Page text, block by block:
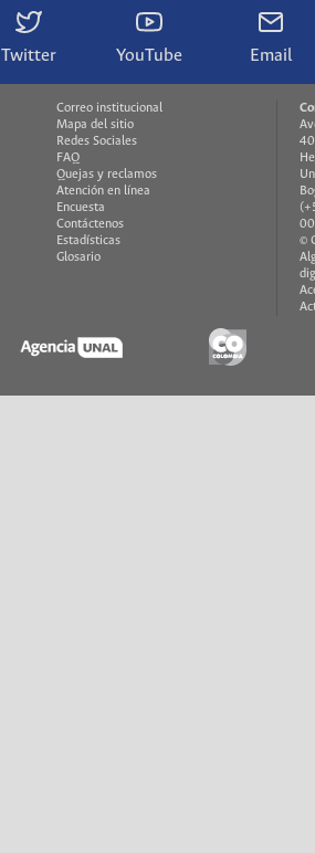
Twitter YouTube Email
Correo institucional
Mapa del sitio
Redes Sociales
FAQ
Quejas y reclamos
Atención en línea
Encuesta
Contáctenos
Estadísticas
Glosario
©